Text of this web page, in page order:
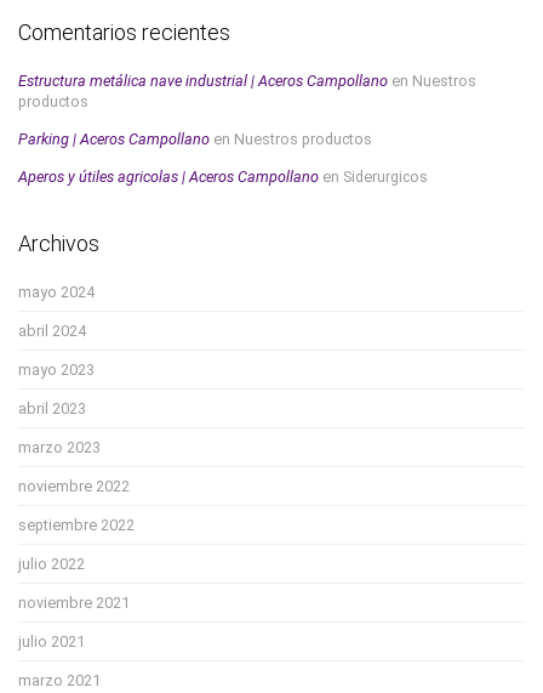
Comentarios recientes
Estructura metálica nave industrial | Aceros Campollano en Nuestros
productos
Parking | Aceros Campollano en Nuestros productos
Aperos y útiles agricolas | Aceros Campollano en Siderurgicos
Archivos
mayo 2024
abril 2024
mayo 2023
abril 2023
marzo 2023
noviembre 2022
septiembre 2022
julio 2022
noviembre 2021
julio 2021
marzo 2021